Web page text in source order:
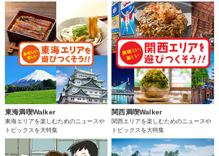
東海満喫Walker
東海エリアを楽しむためのニュースや
トピックスを大特集
関西満喫Walker
関西エリアを楽しむためのニュースや
トピックスを大特集